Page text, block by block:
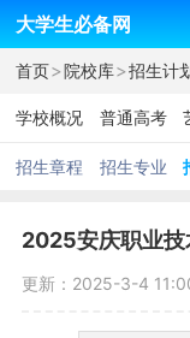
大学生必备网
首页>院校库>招生计
学校概况 普通高考
招生章程 招生专业
2025安庆职业技
更新：2025-3-4